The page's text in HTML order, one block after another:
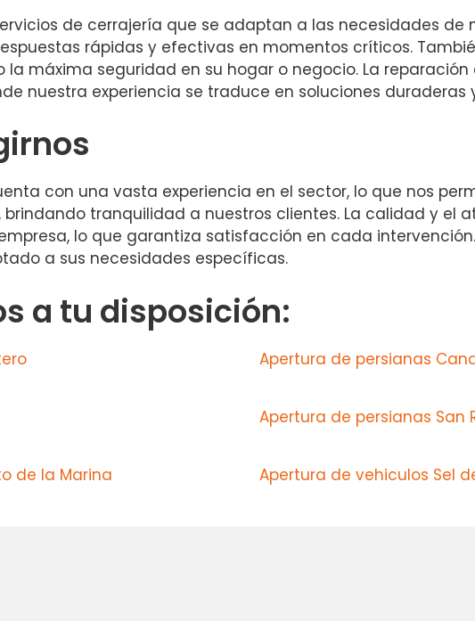
de cerrajería que se adaptan a las necesidades de
rápidas y efectivas en momentos críticos.
la máxima seguridad en su hogar o negocio. La
nuestra experiencia se traduce en soluciones duraderas
con una vasta experiencia en el sector, lo que nos
tranquilidad a nuestros clientes. La calidad y el
lo que garantiza satisfacción en cada
a sus necesidades específicas.
a tu disposición:
Apertura de persianas
Apertura de persianas San
de la Marina Apertura de vehiculos Sel